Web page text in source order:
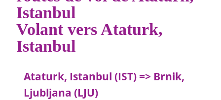
Istanbul
Volant vers Ataturk,
Istanbul
Ataturk, Istanbul (IST) => Brnik,
Ljubljana (LJU)